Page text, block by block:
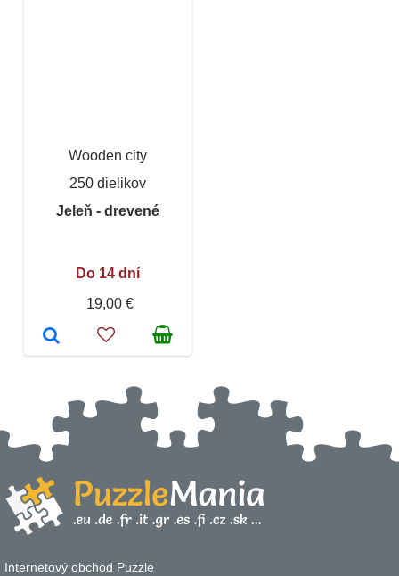
Wooden city
250 dielikov
Jeleň - drevené
Do 14 dní
19,00 €
Internetový obchod Puzzle